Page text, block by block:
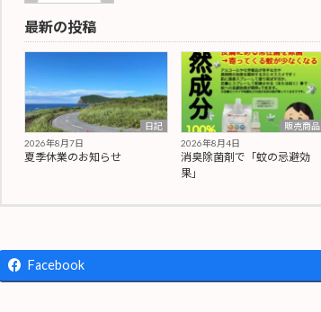
最新の投稿
日記
2026年8月7日
夏季休業のお知らせ
販売商品
2026年8月4日
消臭除菌剤で「蚊の忌避効
果」
Facebook